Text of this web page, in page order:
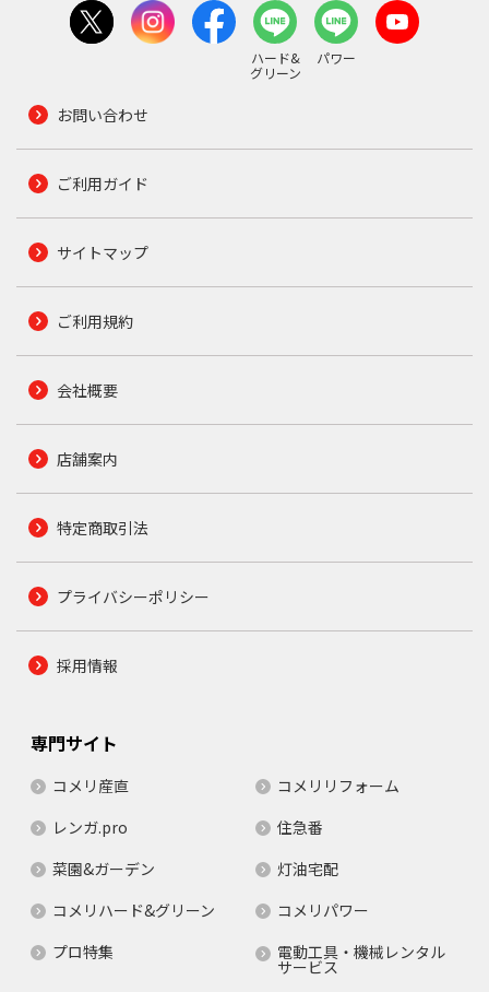
ハード&
グリーン
パワー
お問い合わせ
ご利用ガイド
サイトマップ
ご利用規約
会社概要
店舗案内
特定商取引法
プライバシーポリシー
採用情報
専門サイト
コメリ産直
コメリリフォーム
レンガ.pro
住急番
菜園&ガーデン
灯油宅配
コメリハード&グリーン
コメリパワー
プロ特集
電動工具・機械レンタル
サービス